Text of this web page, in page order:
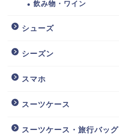
飲み物・ワイン
シューズ
シーズン
スマホ
スーツケース
スーツケース・旅行バッグ